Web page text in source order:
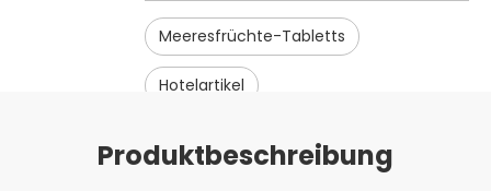
Meeresfrüchte-Tabletts
Hotelartikel
Produktbeschreibung